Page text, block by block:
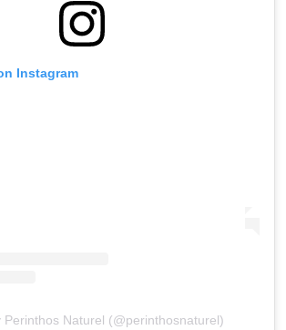
Instagram
Perinthos Naturel (@perinthosnaturel)